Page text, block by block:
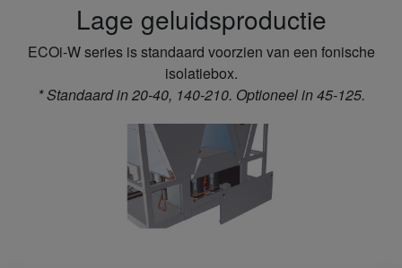
Lage geluidsproductie
ECOi-W series is standaard voorzien van een fonische
isolatiebox.
* Standaard in 20-40, 140-210. Optioneel in 45-125.